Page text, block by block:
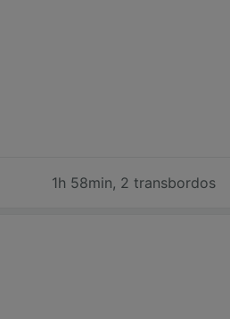
1h 58min, 2 transbordos